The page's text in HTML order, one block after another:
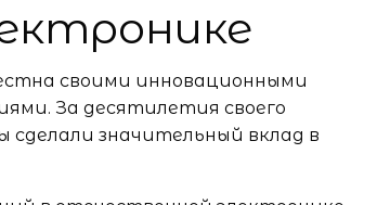
своими инновационными
За десятилетия своего
сделали значительный вклад в